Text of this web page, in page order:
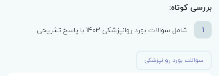
بررسی کوتاه:
1
شامل سوالات بورد روانپزشکی 1403 با پاسخ تشریحی
سوالات بورد روانپزشکی